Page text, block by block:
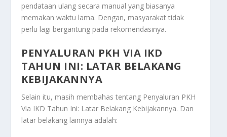
pendataan ulang secara manual yang biasanya
memakan waktu lama. Dengan, masyarakat tidak
perlu lagi bergantung pada rekomendasinya.
PENYALURAN PKH VIA IKD
TAHUN INI: LATAR BELAKANG
KEBIJAKANNYA
Selain itu, masih membahas tentang Penyaluran PKH
Via IKD Tahun Ini: Latar Belakang Kebijakannya. Dan
latar belakang lainnya adalah: